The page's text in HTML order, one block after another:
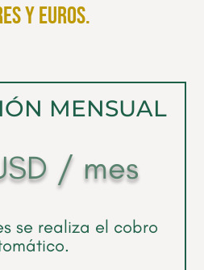
y euros.
MENSUAL
/ mes
se realiza el cobro